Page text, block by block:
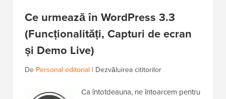
Ce urmează în WordPress 3.3
(Funcționalități, Capturi de ecran
și Demo Live)
De Personal editorial | Dezvăluirea cititorilor
Ca întotdeauna, ne întoarcem pentru